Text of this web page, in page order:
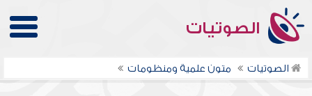
الصوتيات
الصوتيات متون علمية ومنظومات